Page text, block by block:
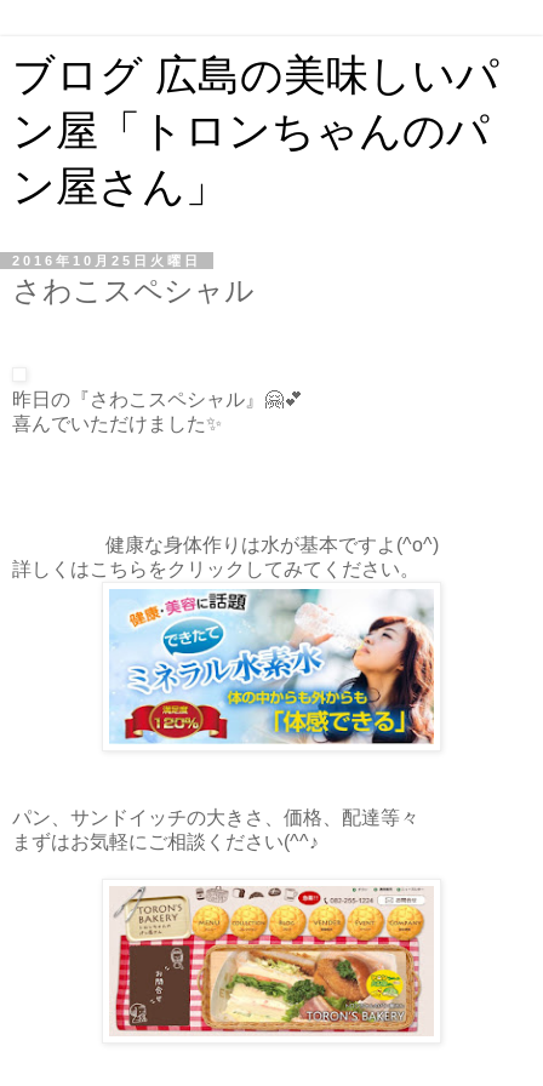
ブログ 広島の美味しいパ
ン屋「トロンちゃんのパ
ン屋さん」
2016年10月25日火曜日
さわこスペシャル
昨日の『さわこスペシャル』🤗💕
喜んでいただけました✨
健康な身体作りは水が基本ですよ(^o^)
詳しくはこちらをクリックしてみてください。
パン、サンドイッチの大きさ、価格、配達等々
まずはお気軽にご相談ください(^^♪